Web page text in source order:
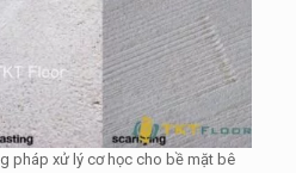
pháp xử lý cơ học cho bề mặt bê